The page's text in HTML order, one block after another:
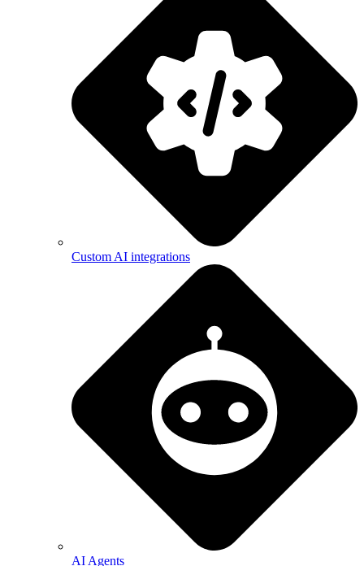
Custom AI integrations
AI Agents